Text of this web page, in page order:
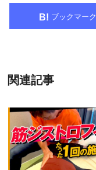
B! ブックマーク
関連記事